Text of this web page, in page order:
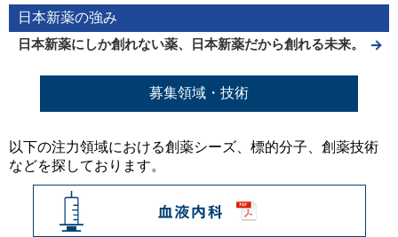
日本新薬の強み
日本新薬にしか創れない薬、日本新薬だから創れる未来。
募集領域・技術
以下の注力領域における創薬シーズ、標的分子、創薬技術
などを探しております。